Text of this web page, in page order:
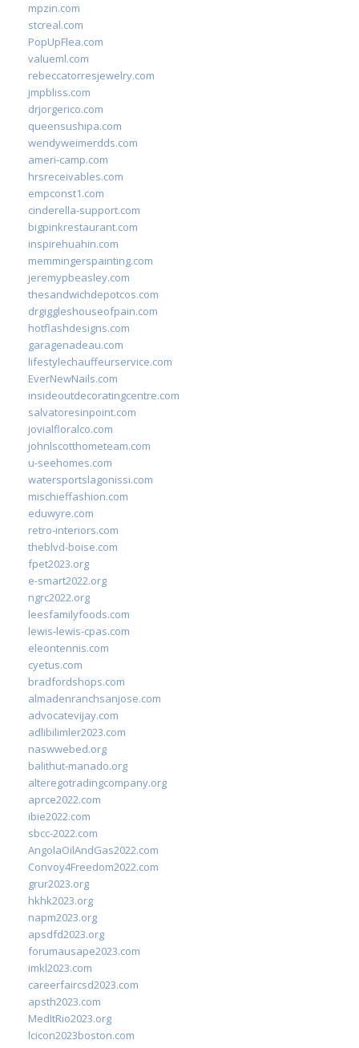
mpzin.com
stcreal.com
PopUpFlea.com
valueml.com
rebeccatorresjewelry.com
jmpbliss.com
drjorgerico.com
queensushipa.com
wendyweimerdds.com
ameri-camp.com
hrsreceivables.com
empconst1.com
cinderella-support.com
bigpinkrestaurant.com
inspirehuahin.com
memmingerspainting.com
jeremypbeasley.com
thesandwichdepotcos.com
drgiggleshouseofpain.com
hotflashdesigns.com
garagenadeau.com
lifestylechauffeurservice.com
EverNewNails.com
insideoutdecoratingcentre.com
salvatoresinpoint.com
jovialfloralco.com
johnlscotthometeam.com
u-seehomes.com
watersportslagonissi.com
mischieffashion.com
eduwyre.com
retro-interiors.com
theblvd-boise.com
fpet2023.org
e-smart2022.org
ngrc2022.org
leesfamilyfoods.com
lewis-lewis-cpas.com
eleontennis.com
cyetus.com
bradfordshops.com
almadenranchsanjose.com
advocatevijay.com
adlibilimler2023.com
naswwebed.org
balithut-manado.org
alteregotradingcompany.org
aprce2022.com
ibie2022.com
sbcc-2022.com
AngolaOilAndGas2022.com
Convoy4Freedom2022.com
grur2023.org
hkhk2023.org
napm2023.org
apsdfd2023.org
forumausape2023.com
imkl2023.com
careerfaircsd2023.com
apsth2023.com
MedItRio2023.org
lcicon2023boston.com